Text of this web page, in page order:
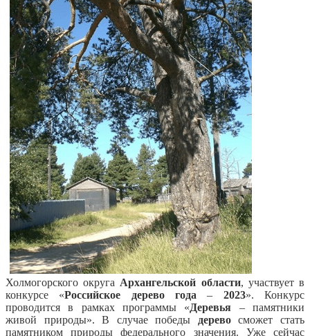
Холмогорского округа Архангельской области, участвует в
конкурсе «Российское дерево года – 2023». Конкурс
проводится в рамках программы «Деревья – памятники
живой природы».В случае победы деревосможет стать
памятником природы федерального значения. Уже сейчас